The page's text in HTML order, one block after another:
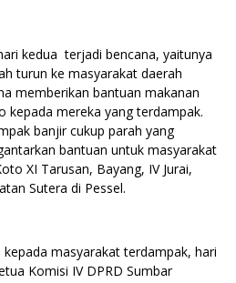
kedua terjadi bencana, yaitunya
turun ke masyarakat daerah
memberikan bantuan makanan
kepada mereka yang terdampak.
banjir cukup parah yang
bantuan untuk masyarakat
XI Tarusan, Bayang, IV Jurai,
Sutera di Pessel.
masyarakat terdampak, hari
Komisi IV DPRD Sumbar